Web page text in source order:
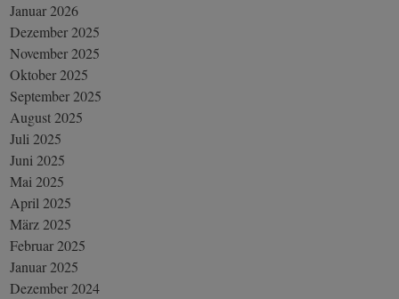
Januar 2026
Dezember 2025
November 2025
Oktober 2025
September 2025
August 2025
Juli 2025
Juni 2025
Mai 2025
April 2025
März 2025
Februar 2025
Januar 2025
Dezember 2024